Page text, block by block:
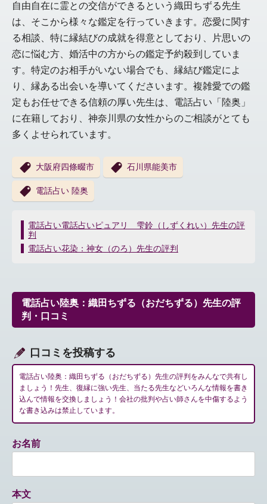
自由自在に霊との交信ができるという織田ちずる先生
は、そこから様々な鑑定を行っていきます。恋愛に関す
る相談、特に縁結びの成就を得意としており、片思いの
恋に悩む方、婚活中の方からの鑑定予約殺到していま
す。特定のお相手がいない場合でも、縁結び鑑定によ
り、縁ある出会いを導いてくださいます。複雑愛での鑑
定もお任せできる信頼の厚い先生は、電話占い「陸奥」
に在籍しており、神奈川県の女性からのご相談がとても
多くよせられています。
大阪府四條畷市 石川県能美市
電話占い 陸奥
投
稿
ナ
シ
ョ
ン
電話占い電話占いピュアリ 雫鈴（しずくれい）先生の評
判
電話占い花染：神女（のろ）先生の評判
電話占い陸奥：織田ちずる（おだちずる）先生の評
判・口コミ
口コミを投稿する
電話占い陸奥：織田ちずる（おだちずる）先生の評判をみんなで共有し
ましょう！先生、復縁に強い先生、当たる先生などいろんな情報を書き
込んで情報を交換しましょう！会社の批判や占い師さんを中傷するよう
な書き込みは禁止しています。
お名前
本文